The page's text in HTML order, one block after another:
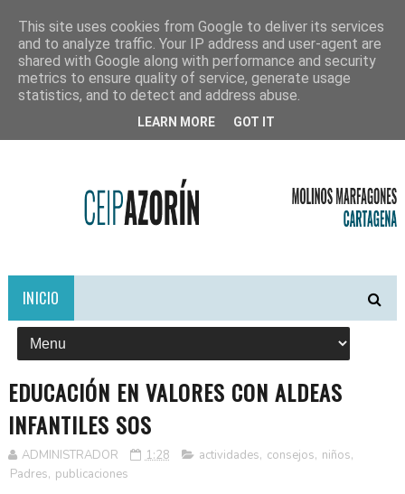
INICIO
EDUCACIÓN EN VALORES CON ALDEAS
INFANTILES SOS
ADMINISTRADOR 1:28 actividades, consejos, niños,
Padres, publicaciones
This site uses cookies from Google to deliver its services
and to analyze traffic. Your IP address and user-agent are
shared with Google along with performance and security
metrics to ensure quality of service, generate usage
statistics, and to detect and address abuse.
LEARN MORE GOT IT